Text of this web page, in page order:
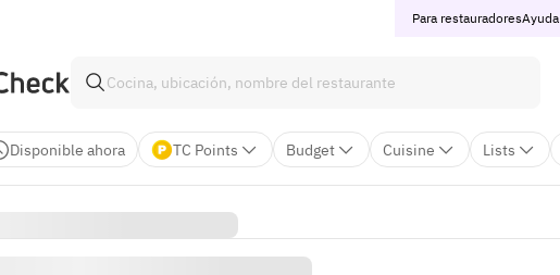
Para restauradoresAyuda
Disponible ahora TC Points Budget Cuisine Lists